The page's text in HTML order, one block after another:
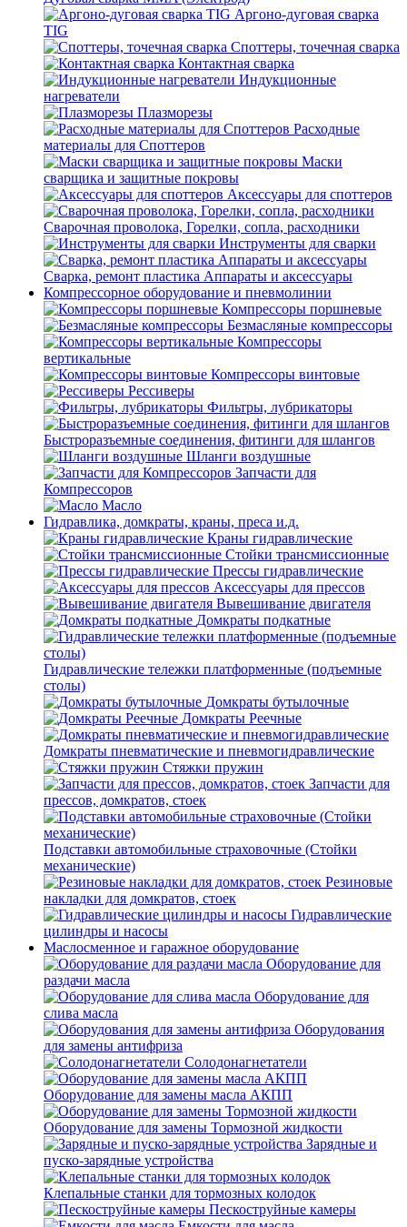
Аргоно-дуговая сварка
TIG
Споттеры, точечная сварка
Контактная сварка
Индукционные
нагреватели
Плазморезы
Расходные
материалы для Споттеров
Маски
сварщика и защитные покровы
Аксессуары для споттеров
Сварочная проволока, Горелки, сопла, расходники
Инструменты для сварки
Сварка, ремонт пластика Аппараты и аксессуары
Компрессорное оборудование и пневмолинии
Компрессоры поршневые
Безмасляные компрессоры
Компрессоры
вертикальные
Компрессоры винтовые
Рессиверы
Фильтры, лубрикаторы
Быстроразъемные соединения, фитинги для шлангов
Шланги воздушные
Запчасти для
Компрессоров
Масло
Гидравлика, домкраты, краны, преса и.д.
Краны гидравлические
Стойки трансмиссионные
Прессы гидравлические
Аксессуары для прессов
Вывешивание двигателя
Домкраты подкатные
Гидравлические тележки платформенные (подъемные
столы)
Домкраты бутылочные
Домкраты Реечные
Домкраты пневматические и пневмогидравлические
Стяжки пружин
Запчасти для
прессов, домкратов, стоек
Подставки автомобильные страховочные (Стойки
механические)
Резиновые
накладки для домкратов, стоек
Гидравлические
цилиндры и насосы
Маслосменное и гаражное оборудование
Оборудование для
раздачи масла
Оборудование для
слива масла
Оборудования
для замены антифриза
Солодонагнетатели
Оборудование для замены масла АКПП
Оборудование для замены Тормозной жидкости
Зарядные и
пуско-зарядные устройства
Клепальные станки для тормозных колодок
Пескоструйные камеры